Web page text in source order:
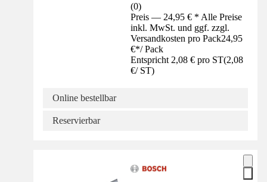
(0)
Preis — 24,95 € * Alle Preise
inkl. MwSt. und ggf. zzgl.
Versandkosten pro Pack24,95
€*/ Pack
Entspricht 2,08 € pro ST(2,08
€/ ST)
Online bestellbar
Reservierbar